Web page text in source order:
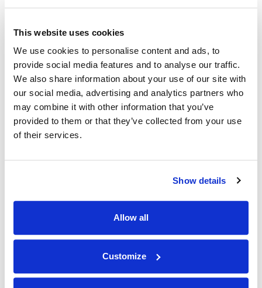
This website uses cookies
We use cookies to personalise content and ads, to
provide social media features and to analyse our traffic.
We also share information about your use of our site with
our social media, advertising and analytics partners who
may combine it with other information that you’ve
provided to them or that they’ve collected from your use
of their services.
Show details
Allow all
Customize
AUSTRALISCHER COUNTDOWN BIS ZUM „TAG NULL“
04 November 2019 Nachrichtenredaktion
Städte im Norden von New South Wales und im Süden von
Queensland befinden sich inmitten einer der
verheerendsten Dürren Australiens (Reuters , 27. September
2019). Viele Städte zählen jetzt bis zum „Tag Null“ - zu dem